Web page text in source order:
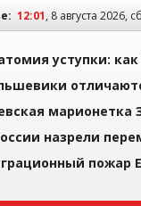
12:01, 8 августа 2026, сб
уступки:
марионетка
назрели
пожар